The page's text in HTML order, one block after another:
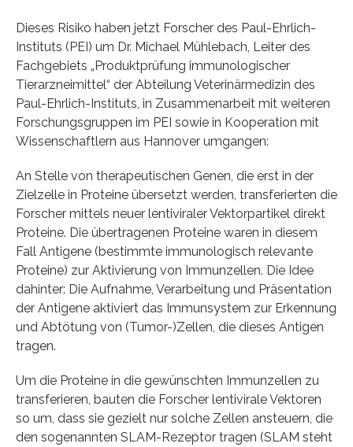
Dieses Risiko haben jetzt Forscher des Paul-Ehrlich-
Instituts (PEI) um Dr. Michael Mühlebach, Leiter des
Fachgebiets „Produktprüfung immunologischer
Tierarzneimittel“ der Abteilung Veterinärmedizin des
Paul-Ehrlich-Instituts, in Zusammenarbeit mit weiteren
Forschungsgruppen im PEI sowie in Kooperation mit
Wissenschaftlern aus Hannover umgangen:
An Stelle von therapeutischen Genen, die erst in der
Zielzelle in Proteine übersetzt werden, transferierten die
Forscher mittels neuer lentiviraler Vektorpartikel direkt
Proteine. Die übertragenen Proteine waren in diesem
Fall Antigene (bestimmte immunologisch relevante
Proteine) zur Aktivierung von Immunzellen. Die Idee
dahinter: Die Aufnahme, Verarbeitung und Präsentation
der Antigene aktiviert das Immunsystem zur Erkennung
und Abtötung von (Tumor-)Zellen, die dieses Antigen
tragen.
Um die Proteine in die gewünschten Immunzellen zu
transferieren, bauten die Forscher lentivirale Vektoren
so um, dass sie gezielt nur solche Zellen ansteuern, die
den sogenannten SLAM-Rezeptor tragen (SLAM steht